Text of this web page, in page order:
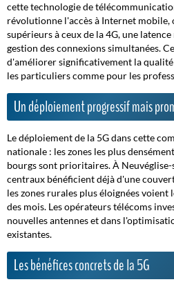
cette technologie de
révolutionne l'accès à Internet
supérieurs à ceux de la 4G, une
gestion des connexions simultanées.
d'améliorer significativement la
les particuliers comme pour les
Un déploiement progressif mais
Le déploiement de la 5G dans cette
nationale : les zones les plus
bourgs sont prioritaires. À
centraux bénéficient déjà d'une
les zones rurales plus éloignées voient
des mois. Les opérateurs télécoms
nouvelles antennes et dans
existantes.
Les bénéfices concrets de la 5G